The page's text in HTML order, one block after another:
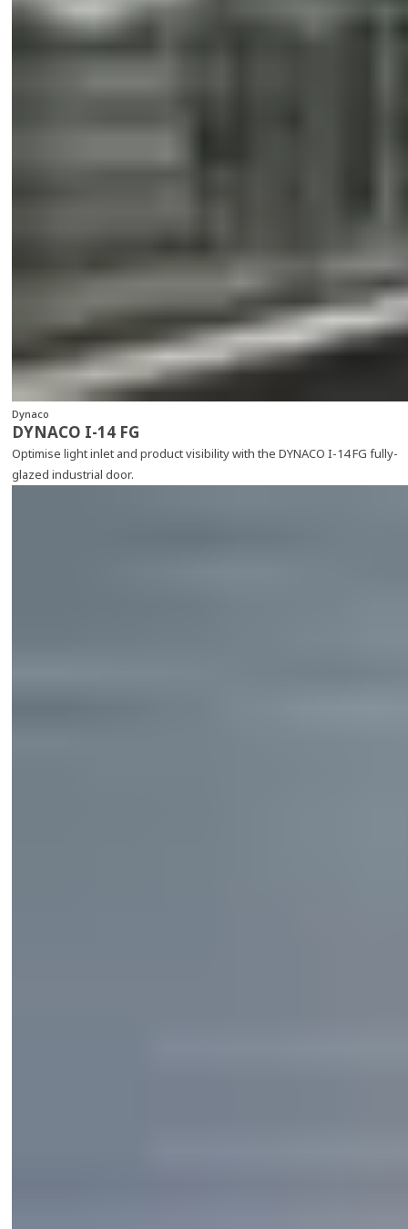
Dynaco
DYNACO I-14 FG
Optimise light inlet and product visibility with the DYNACO I-14 FG fully-
glazed industrial door.